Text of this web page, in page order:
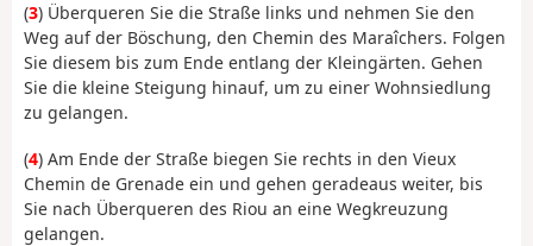
(3) Überqueren Sie die Straße links und nehmen Sie den
Weg auf der Böschung, den Chemin des Maraîchers. Folgen
Sie diesem bis zum Ende entlang der Kleingärten. Gehen
Sie die kleine Steigung hinauf, um zu einer Wohnsiedlung
zu gelangen.
(4) Am Ende der Straße biegen Sie rechts in den Vieux
Chemin de Grenade ein und gehen geradeaus weiter, bis
Sie nach Überqueren des Riou an eine Wegkreuzung
gelangen.